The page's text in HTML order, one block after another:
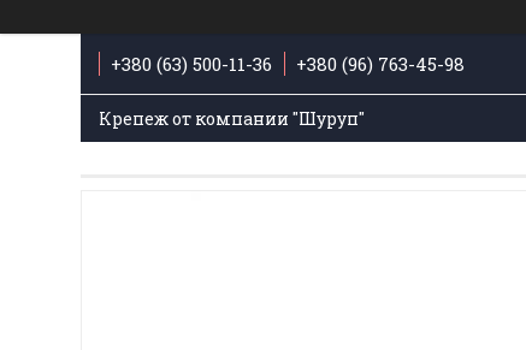
+380 (63) 500-11-36 +380 (96) 763-45-98
Крепеж от компании "Шуруп"